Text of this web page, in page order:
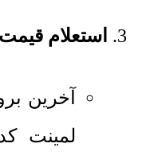
استعلام
آخرین